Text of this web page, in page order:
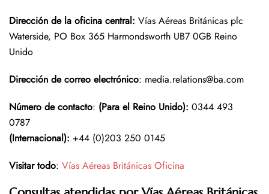
Dirección de la oficina central: Vías Aéreas Británicas plc
Waterside, PO Box 365 Harmondsworth UB7 0GB Reino
Unido
Dirección de correo electrónico: media.relations@ba.com
Número de contacto: (Para el Reino Unido): 0344 493
0787
(Internacional): +44 (0)203 250 0145
Visitar todo: Vías Aéreas Británicas Oficina